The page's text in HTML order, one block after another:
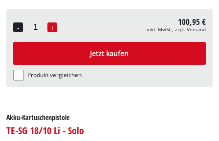
Art.-Nr: 4540014
-
Quantity
+ 100,95 €
inkl. MwSt., zzgl. Versand
Jetzt kaufen
Produkt vergleichen
Akku-Kartuschenpistole
TE-SG 18/10 Li - Solo